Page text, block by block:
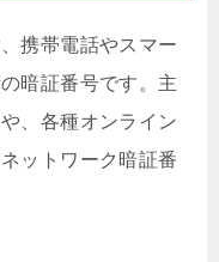
携帯電話やスマー
暗証番号です。主
、各種オンライン
ットワーク暗証番